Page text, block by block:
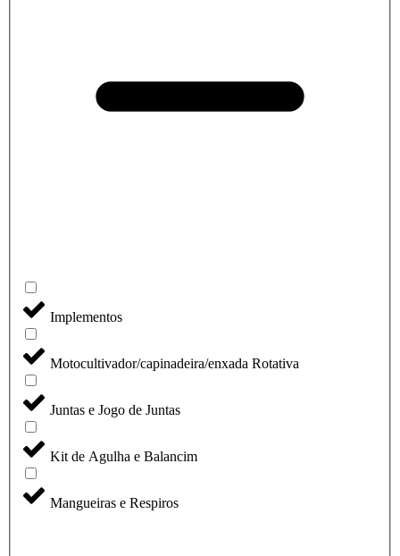
Implementos
Motocultivador/capinadeira/enxada Rotativa
Juntas e Jogo de Juntas
Kit de Agulha e Balancim
Mangueiras e Respiros